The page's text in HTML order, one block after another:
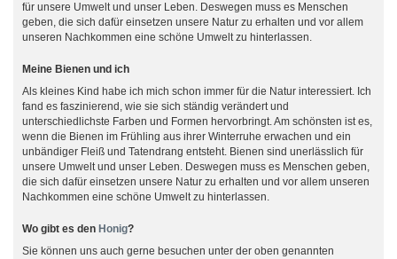
für unsere Umwelt und unser Leben. Deswegen muss es Menschen
geben, die sich dafür einsetzen unsere Natur zu erhalten und vor allem
unseren Nachkommen eine schöne Umwelt zu hinterlassen.
Meine Bienen und ich
Als kleines Kind habe ich mich schon immer für die Natur interessiert. Ich
fand es faszinierend, wie sie sich ständig verändert und
unterschiedlichste Farben und Formen hervorbringt. Am schönsten ist es,
wenn die Bienen im Frühling aus ihrer Winterruhe erwachen und ein
unbändiger Fleiß und Tatendrang entsteht. Bienen sind unerlässlich für
unsere Umwelt und unser Leben. Deswegen muss es Menschen geben,
die sich dafür einsetzen unsere Natur zu erhalten und vor allem unseren
Nachkommen eine schöne Umwelt zu hinterlassen.
Wo gibt es den Honig?
Sie können uns auch gerne besuchen unter der oben genannten